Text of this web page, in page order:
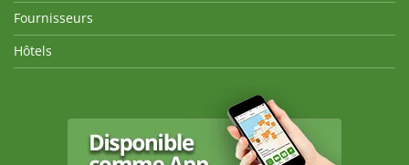
Fournisseurs
Hôtels